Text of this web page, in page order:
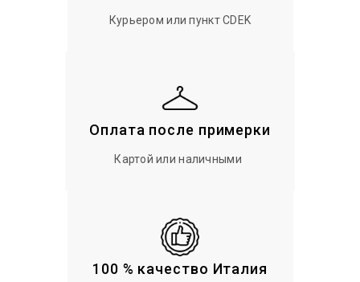
Курьером или пункт CDEK
Оплата после примерки
Картой или наличными
100 % качество Италия